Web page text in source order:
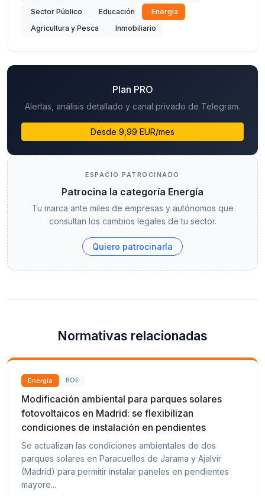
Sector Público
Educación
Energía
Agricultura y Pesca
Inmobiliario
Plan PRO
Alertas, análisis detallado y canal privado de Telegram.
Desde 9,99 EUR/mes
ESPACIO PATROCINADO
Patrocina la categoría Energía
Tu marca ante miles de empresas y autónomos que
consultan los cambios legales de tu sector.
Quiero patrocinarla
Normativas relacionadas
Energía BOE
Modificación ambiental para parques solares
fotovoltaicos en Madrid: se flexibilizan
condiciones de instalación en pendientes
Se actualizan las condiciones ambientales de dos
parques solares en Paracuellos de Jarama y Ajalvir
(Madrid) para permitir instalar paneles en pendientes
mayore...